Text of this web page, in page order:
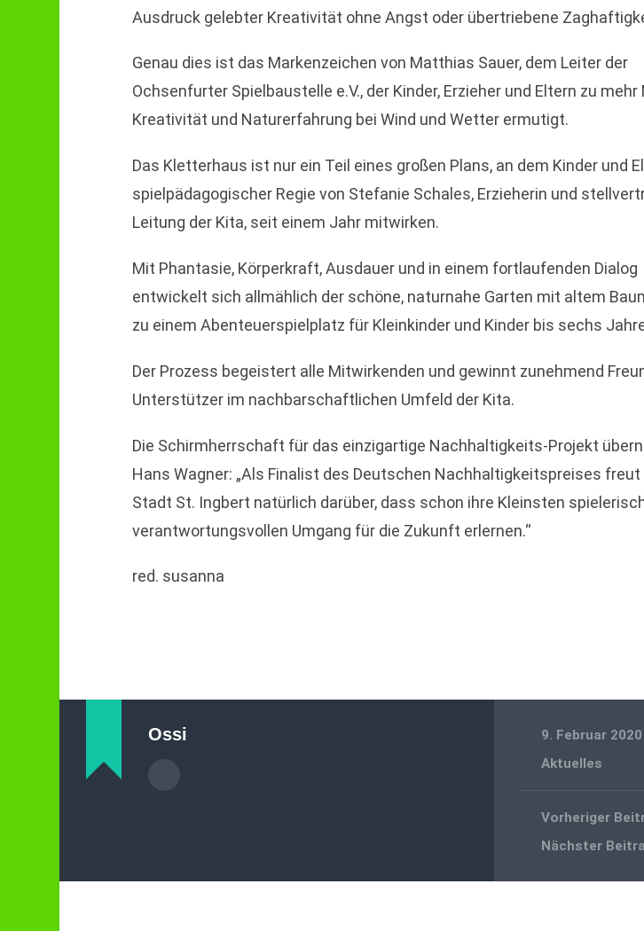
Ausdruck gelebter Kreativität ohne Angst oder übertriebene
Genau dies ist das Markenzeichen von Matthias Sauer, dem Leiter der
Ochsenfurter Spielbaustelle e.V., der Kinder, Erzieher und Eltern zu mehr
Kreativität und Naturerfahrung bei Wind und Wetter ermutigt.
Das Kletterhaus ist nur ein Teil eines großen Plans, an dem Kinder und
spielpädagogischer Regie von Stefanie Schales, Erzieherin und
Leitung der Kita, seit einem Jahr mitwirken.
Mit Phantasie, Körperkraft, Ausdauer und in einem fortlaufenden Dialog
entwickelt sich allmählich der schöne, naturnahe Garten mit altem
zu einem Abenteuerspielplatz für Kleinkinder und Kinder bis sechs
Der Prozess begeistert alle Mitwirkenden und gewinnt zunehmend
Unterstützer im nachbarschaftlichen Umfeld der Kita.
Die Schirmherrschaft für das einzigartige Nachhaltigkeits-Projekt
Hans Wagner: „Als Finalist des Deutschen Nachhaltigkeitspreises freut
Stadt St. Ingbert natürlich darüber, dass schon ihre Kleinsten
verantwortungsvollen Umgang für die Zukunft erlernen.“
red. susanna
Ossi
9. Februar 2020
Aktuelles
Vorheriger
Nächster